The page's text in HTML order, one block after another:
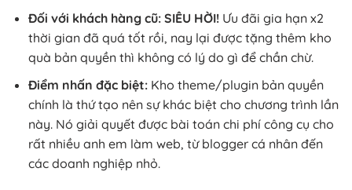
Đối với khách hàng cũ: SIÊU HỜI!Ưu đãi gia hạn x2
thời gian đã quá tốt rồi, nay lại được tặng thêm kho
quà bản quyền thì không có lý do gì để chần chừ.
Điểm nhấn đặc biệt:Kho theme/plugin bản quyền
chính là thứ tạo nên sự khác biệt cho chương trình lần
này. Nó giải quyết được bài toán chi phí công cụ cho
rất nhiều anh em làm web, từ blogger cá nhân đến
các doanh nghiệp nhỏ.